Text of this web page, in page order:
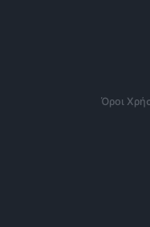
Όροι